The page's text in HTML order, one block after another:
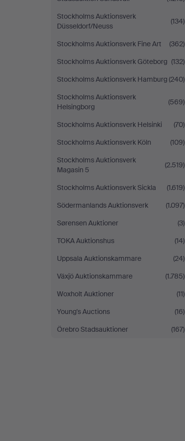
Stockholms Auktionsverk
Düsseldorf/Neuss
(134)
Stockholms Auktionsverk Fine Art
(362)
Stockholms Auktionsverk Göteborg (132)
Stockholms Auktionsverk Hamburg(240)
Stockholms Auktionsverk
Helsingborg
(569)
Stockholms Auktionsverk Helsinki
(70)
Stockholms Auktionsverk Köln
(109)
Stockholms Auktionsverk
Magasin 5
(2.519)
Stockholms Auktionsverk Sickla
(1.619)
Södermanlands Auktionsverk
(1.097)
Sørensen Auktioner
(3)
TOKA Auktionshus
(14)
Uppsala Auktionskammare
(24)
Växjö Auktionskammare
(1.785)
Woxholt Auktioner
(11)
Young's Auctions
(16)
Örebro Stadsauktioner
(167)